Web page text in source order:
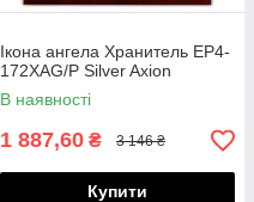
Ікона ангела Хранитель EP4-
172XAG/P Silver Axion
В наявності
1 887,60 ₴ 3 146 ₴
Купити